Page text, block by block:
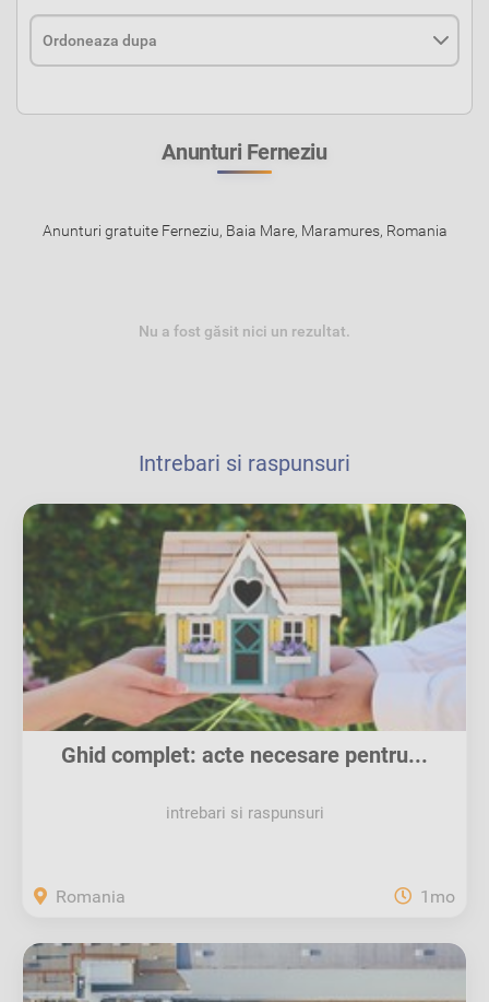
Anunturi Ferneziu
Anunturi gratuite Ferneziu, Baia Mare, Maramures, Romania
Nu a fost găsit nici un rezultat.
Intrebari si raspunsuri
Ghid complet: acte necesare pentru...
intrebari si raspunsuri
Romania 1mo